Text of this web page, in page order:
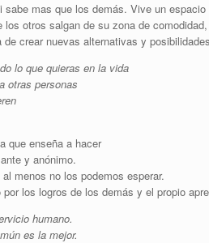
mas que los demás. Vive un
los otros salgan de su zona de
crear nuevas alternativas y
lo que quieras en la vida
otras personas
que enseña a hacer
y anónimo.
menos no los podemos esperar.
los logros de los demás y el propio
humano.
es la mejor.